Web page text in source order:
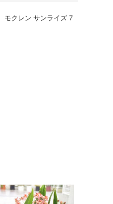
モクレン サンライズ 7